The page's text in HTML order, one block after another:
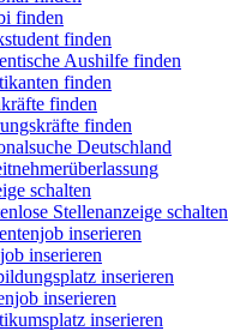
finden
finden
Aushilfe finden
finden
finden
finden
Deutschland
schalten
Stellenanzeige schalten
inserieren
inserieren
inserieren
inserieren
inserieren